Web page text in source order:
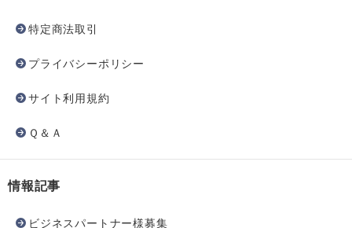
特定商法取引
プライバシーポリシー
サイト利用規約
Ｑ＆Ａ
情報記事
ビジネスパートナー様募集